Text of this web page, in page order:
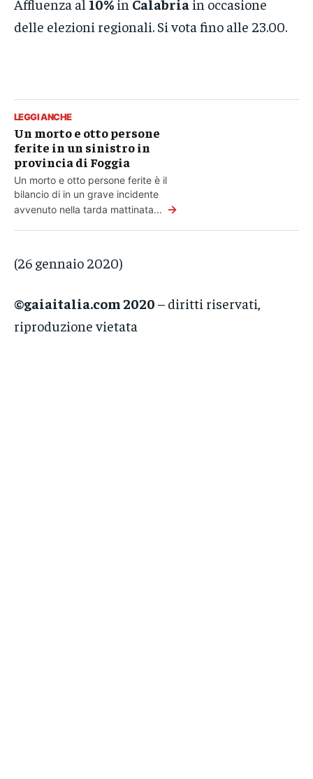
Affluenza al 10% in Calabria in occasione
delle elezioni regionali. Si vota fino alle 23.00.
LEGGI ANCHE
Un morto e otto persone
ferite in un sinistro in
provincia di Foggia
Un morto e otto persone ferite è il
bilancio di in un grave incidente
avvenuto nella tarda mattinata... →
(26 gennaio 2020)
©gaiaitalia.com 2020 – diritti riservati,
riproduzione vietata